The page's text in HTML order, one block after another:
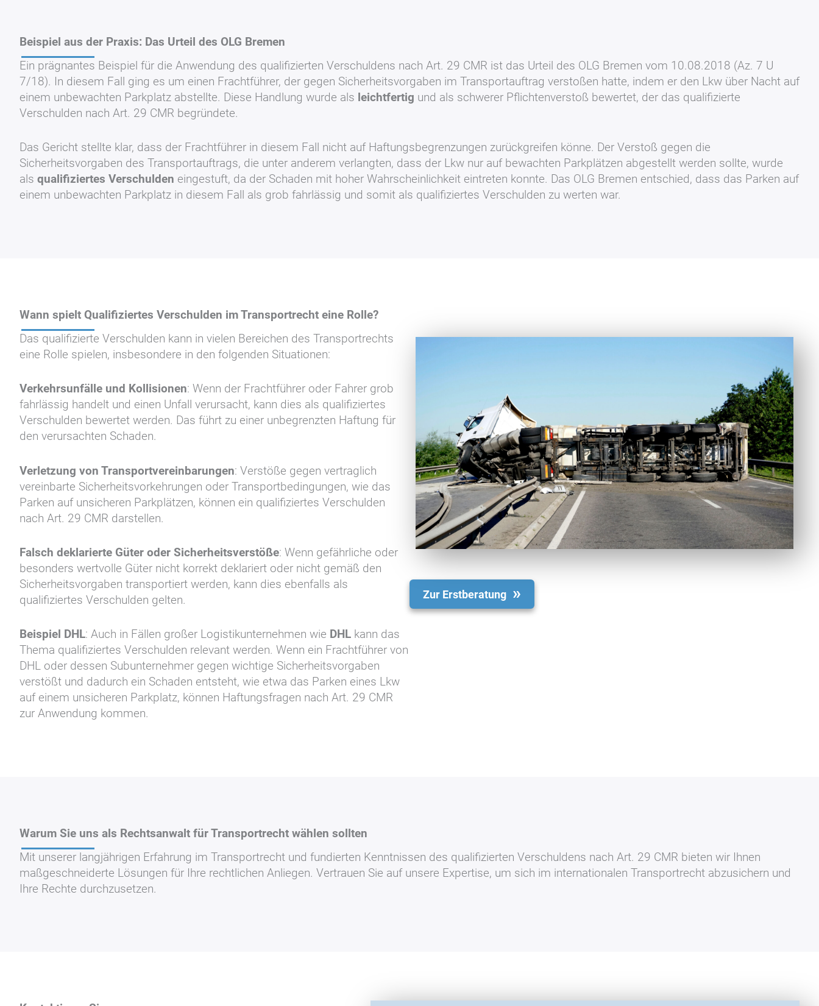
Beispiel aus der Praxis: Das Urteil des OLG Bremen
Ein prägnantes Beispiel für die Anwendung des qualifizierten Verschuldens nach Art. 29 CMR ist das Urteil des OLG Bremen vom 10.08.2018 (Az. 7 U
7/18). In diesem Fall ging es um einen Frachtführer, der gegen Sicherheitsvorgaben im Transportauftrag verstoßen hatte, indem er den Lkw über Nacht auf
einem unbewachten Parkplatz abstellte. Diese Handlung wurde als leichtfertig und als schwerer Pflichtenverstoß bewertet, der das qualifizierte
Verschulden nach Art. 29 CMR begründete.
Das Gericht stellte klar, dass der Frachtführer in diesem Fall nicht auf Haftungsbegrenzungen zurückgreifen könne. Der Verstoß gegen die
Sicherheitsvorgaben des Transportauftrags, die unter anderem verlangten, dass der Lkw nur auf bewachten Parkplätzen abgestellt werden sollte, wurde
als qualifiziertes Verschulden eingestuft, da der Schaden mit hoher Wahrscheinlichkeit eintreten konnte. Das OLG Bremen entschied, dass das Parken auf
einem unbewachten Parkplatz in diesem Fall als grob fahrlässig und somit als qualifiziertes Verschulden zu werten war.
Wann spielt Qualifiziertes Verschulden im Transportrecht eine Rolle?
Das qualifizierte Verschulden kann in vielen Bereichen des Transportrechts
eine Rolle spielen, insbesondere in den folgenden Situationen:
Verkehrsunfälle und Kollisionen: Wenn der Frachtführer oder Fahrer grob
fahrlässig handelt und einen Unfall verursacht, kann dies als qualifiziertes
Verschulden bewertet werden. Das führt zu einer unbegrenzten Haftung für
den verursachten Schaden.
Verletzung von Transportvereinbarungen: Verstöße gegen vertraglich
vereinbarte Sicherheitsvorkehrungen oder Transportbedingungen, wie das
Parken auf unsicheren Parkplätzen, können ein qualifiziertes Verschulden
nach Art. 29 CMR darstellen.
Falsch deklarierte Güter oder Sicherheitsverstöße: Wenn gefährliche oder
besonders wertvolle Güter nicht korrekt deklariert oder nicht gemäß den
Sicherheitsvorgaben transportiert werden, kann dies ebenfalls als
qualifiziertes Verschulden gelten.
Beispiel DHL: Auch in Fällen großer Logistikunternehmen wie DHL kann das
Thema qualifiziertes Verschulden relevant werden. Wenn ein Frachtführer von
DHL oder dessen Subunternehmer gegen wichtige Sicherheitsvorgaben
verstößt und dadurch ein Schaden entsteht, wie etwa das Parken eines Lkw
auf einem unsicheren Parkplatz, können Haftungsfragen nach Art. 29 CMR
zur Anwendung kommen.
Zur Erstberatung
Warum Sie uns als Rechtsanwalt für Transportrecht wählen sollten
Mit unserer langjährigen Erfahrung im Transportrecht und fundierten Kenntnissen des qualifizierten Verschuldens nach Art. 29 CMR bieten wir Ihnen
maßgeschneiderte Lösungen für Ihre rechtlichen Anliegen. Vertrauen Sie auf unsere Expertise, um sich im internationalen Transportrecht abzusichern und
Ihre Rechte durchzusetzen.